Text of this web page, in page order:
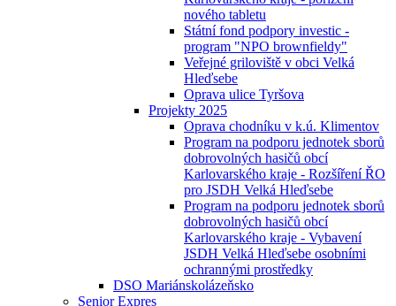
nového tabletu
Státní fond podpory investic -
program "NPO brownfieldy"
Veřejné griloviště v obci Velká
Hleďsebe
Oprava ulice Tyršova
Projekty 2025
Oprava chodníku v k.ú. Klimentov
Program na podporu jednotek sborů
dobrovolných hasičů obcí
Karlovarského kraje - Rozšíření ŘO
pro JSDH Velká Hleďsebe
Program na podporu jednotek sborů
dobrovolných hasičů obcí
Karlovarského kraje - Vybavení
JSDH Velká Hleďsebe osobními
ochrannými prostředky
DSO Mariánskolázeňsko
Senior Expres